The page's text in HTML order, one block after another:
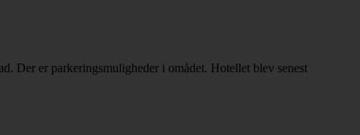
Der er parkeringsmuligheder i omådet. Hotellet blev senest